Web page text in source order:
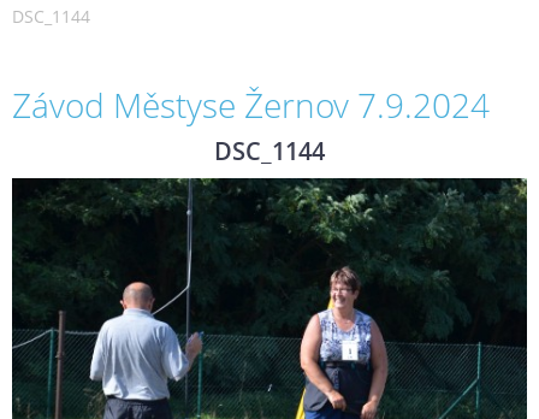
DSC_1144
Závod Městyse Žernov 7.9.2024
DSC_1144